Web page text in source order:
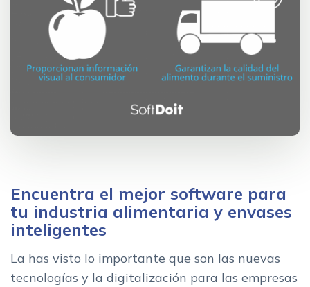
Encuentra el mejor software para
tu industria alimentaria y envases
inteligentes
La has visto lo importante que son las nuevas
tecnologías y la digitalización para las empresas